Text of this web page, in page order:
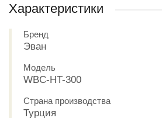
Характеристики
Бренд
Эван
Модель
WBС-HT-300
Страна производства
Турция